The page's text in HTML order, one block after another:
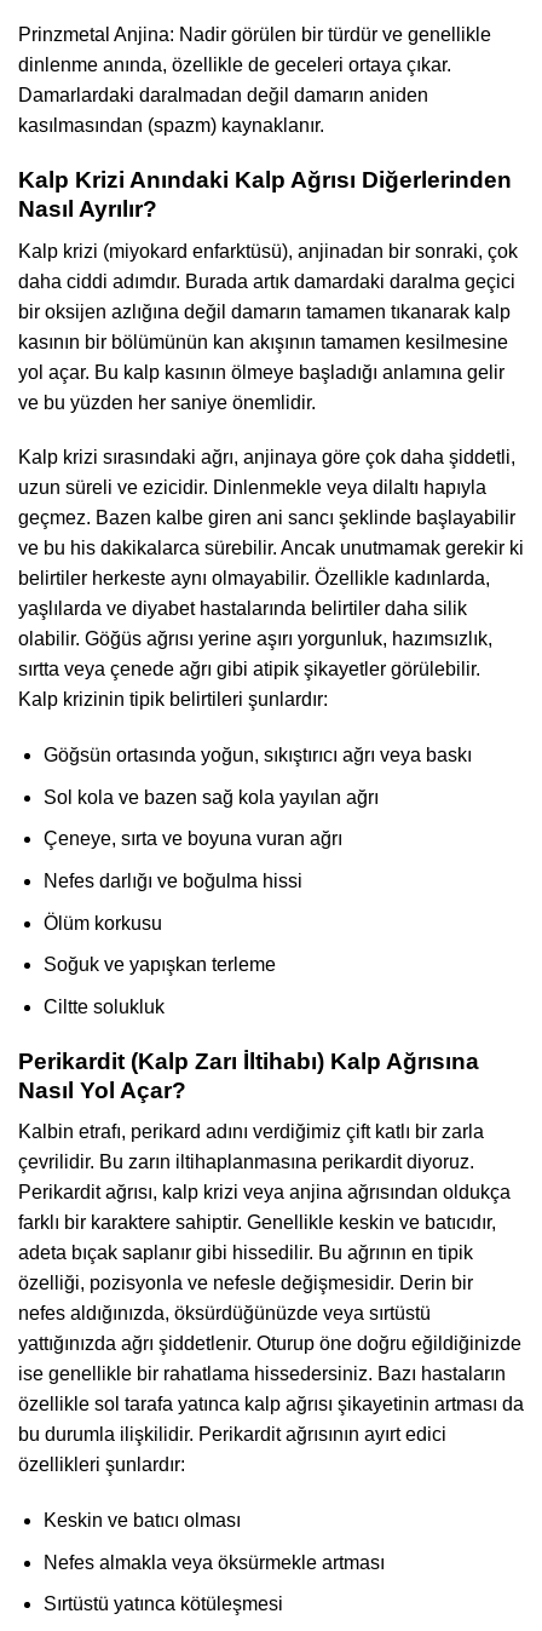
Prinzmetal Anjina: Nadir görülen bir türdür ve genellikle
dinlenme anında, özellikle de geceleri ortaya çıkar.
Damarlardaki daralmadan değil damarın aniden
kasılmasından (spazm) kaynaklanır.
Kalp Krizi Anındaki Kalp Ağrısı Diğerlerinden
Nasıl Ayrılır?
Kalp krizi (miyokard enfarktüsü), anjinadan bir sonraki, çok
daha ciddi adımdır. Burada artık damardaki daralma geçici
bir oksijen azlığına değil damarın tamamen tıkanarak kalp
kasının bir bölümünün kan akışının tamamen kesilmesine
yol açar. Bu kalp kasının ölmeye başladığı anlamına gelir
ve bu yüzden her saniye önemlidir.
Kalp krizi sırasındaki ağrı, anjinaya göre çok daha şiddetli,
uzun süreli ve ezicidir. Dinlenmekle veya dilaltı hapıyla
geçmez. Bazen kalbe giren ani sancı şeklinde başlayabilir
ve bu his dakikalarca sürebilir. Ancak unutmamak gerekir ki
belirtiler herkeste aynı olmayabilir. Özellikle kadınlarda,
yaşlılarda ve diyabet hastalarında belirtiler daha silik
olabilir. Göğüs ağrısı yerine aşırı yorgunluk, hazımsızlık,
sırtta veya çenede ağrı gibi atipik şikayetler görülebilir.
Kalp krizinin tipik belirtileri şunlardır:
Göğsün ortasında yoğun, sıkıştırıcı ağrı veya baskı
Sol kola ve bazen sağ kola yayılan ağrı
Çeneye, sırta ve boyuna vuran ağrı
Nefes darlığı ve boğulma hissi
Ölüm korkusu
Soğuk ve yapışkan terleme
Ciltte solukluk
Perikardit (Kalp Zarı İltihabı) Kalp Ağrısına
Nasıl Yol Açar?
Kalbin etrafı, perikard adını verdiğimiz çift katlı bir zarla
çevrilidir. Bu zarın iltihaplanmasına perikardit diyoruz.
Perikardit ağrısı, kalp krizi veya anjina ağrısından oldukça
farklı bir karaktere sahiptir. Genellikle keskin ve batıcıdır,
adeta bıçak saplanır gibi hissedilir. Bu ağrının en tipik
özelliği, pozisyonla ve nefesle değişmesidir. Derin bir
nefes aldığınızda, öksürdüğünüzde veya sırtüstü
yattığınızda ağrı şiddetlenir. Oturup öne doğru eğildiğinizde
ise genellikle bir rahatlama hissedersiniz. Bazı hastaların
özellikle sol tarafa yatınca kalp ağrısı şikayetinin artması da
bu durumla ilişkilidir. Perikardit ağrısının ayırt edici
özellikleri şunlardır:
Keskin ve batıcı olması
Nefes almakla veya öksürmekle artması
Sırtüstü yatınca kötüleşmesi